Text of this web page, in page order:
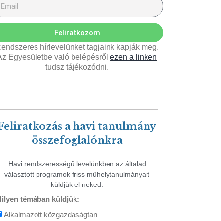
Feliratkozom
hírlevelünket tagjaink kapják meg.
Egyesületbe való belépésről ezen a linken
tudsz tájékozódni.
a havi tanulmány
összefoglalónkra
Havi rendszerességű levelünkben az általad
választott programok friss műhelytanulmányait
küldjük el neked.
témában küldjük:
Alkalmazott közgazdaságtan